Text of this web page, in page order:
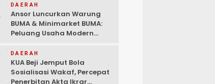
Kebangkitan
DAERAH
Ansor Luncurkan Warung
BUMA & Minimarket BUMA:
Peluang Usaha Modern
dan Bank Mandiri
DAERAH
KUA Beji Jemput Bola
Sosialisasi Wakaf, Percepat
Penerbitan Akta Ikrar